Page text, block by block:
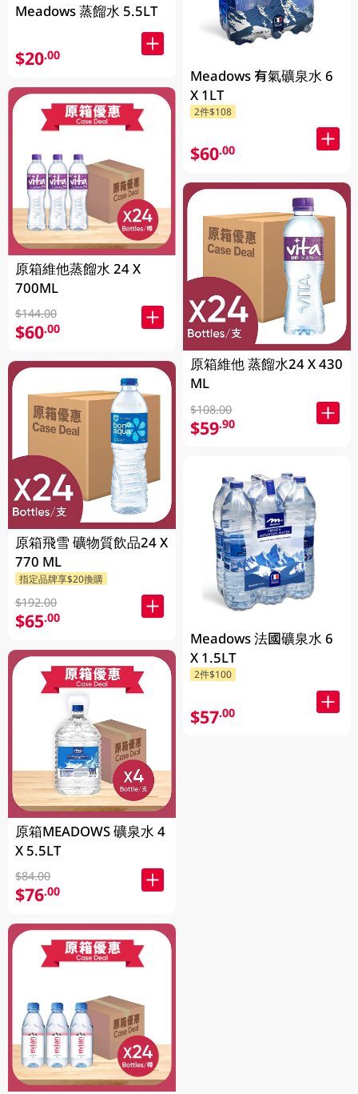
Meadows 蒸餾水 5.5LT
$20.00
原箱維他蒸餾水 24 X
700ML
$144.00
$60.00
原箱飛雪 礦物質飲品24 X
770 ML
指定品牌享$20換購
$192.00
$65.00
原箱MEADOWS 礦泉水 4
X 5.5LT
$84.00
$76.00
Meadows 有氣礦泉水 6
X 1LT
2件$108
$60.00
原箱維他 蒸餾水24 X 430
ML
$108.00
$59.90
Meadows 法國礦泉水 6
X 1.5LT
2件$100
$57.00